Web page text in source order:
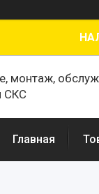
монтаж,
СКС
Главная